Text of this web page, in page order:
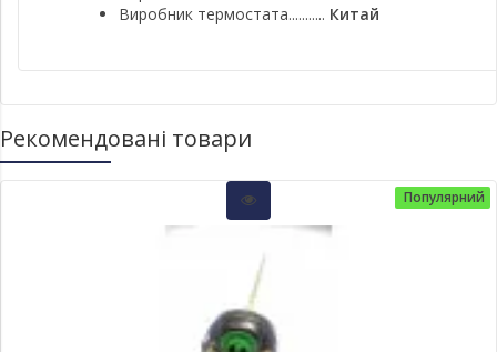
Виробник термостата........... Китай
Рекомендовані товари
Популярний